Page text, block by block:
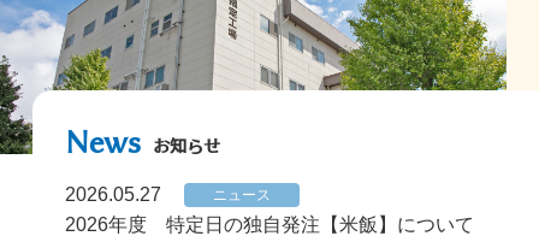
News お知らせ
2026.05.27 ニュース
2026年度 特定日の独自発注【米飯】について